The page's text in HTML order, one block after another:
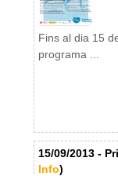
Fins al dia 15
programa ...
15/09/2013 -
Info)